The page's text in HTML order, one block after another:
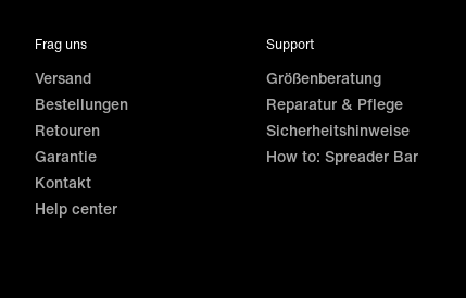
Frag uns
Versand
Bestellungen
Retouren
Garantie
Kontakt
Help center
Support
Größenberatung
Reparatur & Pflege
Sicherheitshinweise
How to: Spreader Bar